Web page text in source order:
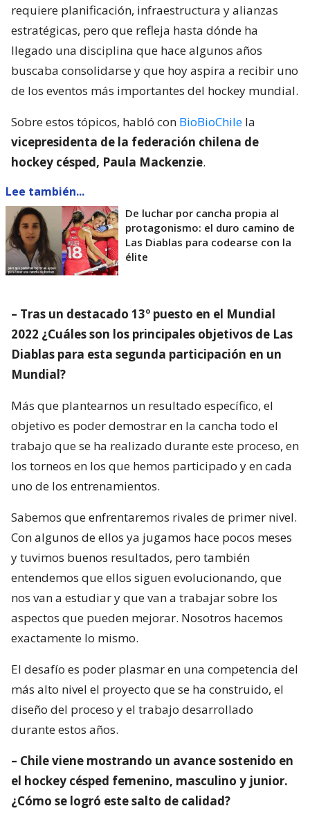
Sobre estos tópicos, habló con
BioBioChile
vicepresidenta de la federación chilena de
hockey césped, Paula Mackenzie.
Lee también...
protagonismo: el duro camino de
Las Diablas para codearse con la
élite
– Tras un destacado 13º puesto en el Mundial
2022 ¿Cuáles son los principales objetivos de Las
Diablas para esta segunda participación en un
Mundial?
Más que plantearnos un resultado específico, el
objetivo es poder demostrar en la cancha todo el
trabajo que se ha realizado durante este proceso, en
los torneos en los que hemos participado y en cada
Sabemos que enfrentaremos rivales de primer nivel.
Con algunos de ellos ya jugamos hace pocos meses
y tuvimos buenos resultados, pero también
entendemos que ellos siguen evolucionando, que
aspectos que pueden mejorar. Nosotros hacemos
exactamente lo mismo.
El desafío es poder plasmar en una competencia del
más alto nivel el proyecto que se ha construido, el
diseño del proceso y el trabajo desarrollado
durante estos años.
el hockey césped femenino, masculino y junior.
¿Cómo se logró este salto de calidad?
Es un trabajo de muchos años. Hoy nos corresponde
liderar este proyecto desde el directorio, pero esto
nace de gestiones anteriores que tuvieron la visión
de ordenar la institución, fortalecer las finanzas y
transformarnos en un socio confiable para quienes